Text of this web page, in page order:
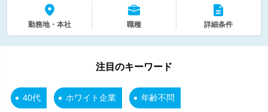
勤務地・本社 職種 詳細条件
注目のキーワード
40代 ホワイト企業 年齢不問